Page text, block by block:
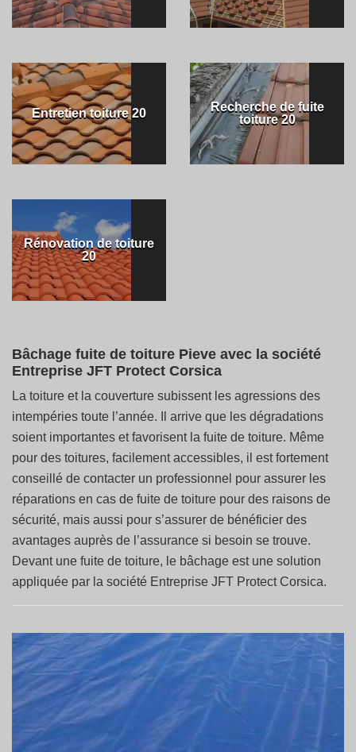
Entretien toiture 20
Recherche de fuite
toiture 20
Rénovation de toiture
20
Bâchage fuite de toiture Pieve avec la société
Entreprise JFT Protect Corsica
La toiture et la couverture subissent les agressions des
intempéries toute l’année. Il arrive que les dégradations
soient importantes et favorisent la fuite de toiture. Même
pour des toitures, facilement accessibles, il est fortement
conseillé de contacter un professionnel pour assurer les
réparations en cas de fuite de toiture pour des raisons de
sécurité, mais aussi pour s’assurer de bénéficier des
avantages auprès de l’assurance si besoin se trouve.
Devant une fuite de toiture, le bâchage est une solution
appliquée par la société Entreprise JFT Protect Corsica.